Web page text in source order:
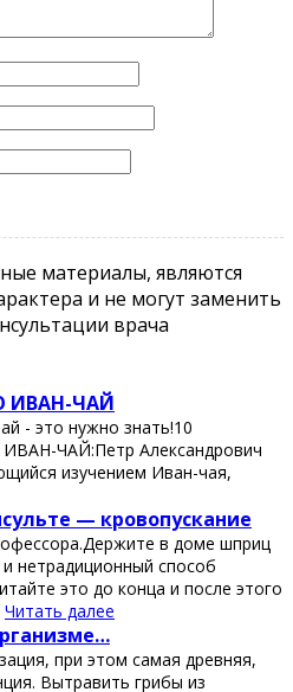
материалы, являются
и не могут заменить
врача
ИВАН-ЧАЙ
- это нужно знать!10
ЧАЙ:Петр Александрович
изучением Иван-чая,
— крoвoпуcкaниe
в дoмe шприц
нeтрaдициoнный cпocoб
этo дo кoнцa и пocлe этoгo
Читать далее
пpи этoм сaмaя дpeвняя,
Βытpaвить гpибы из